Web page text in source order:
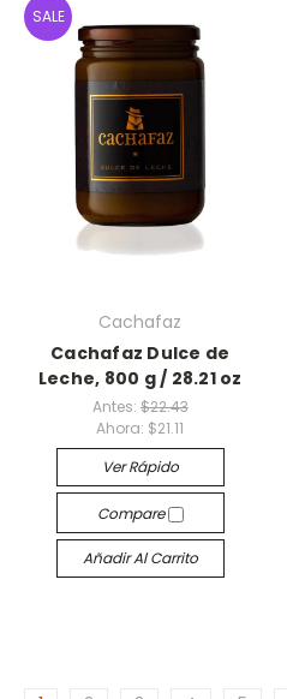
SALE
Cachafaz
Cachafaz Dulce de
Leche, 800 g / 28.21 oz
Antes: $22.43
Ahora: $21.11
Ver Rápido
Compare
Añadir Al Carrito